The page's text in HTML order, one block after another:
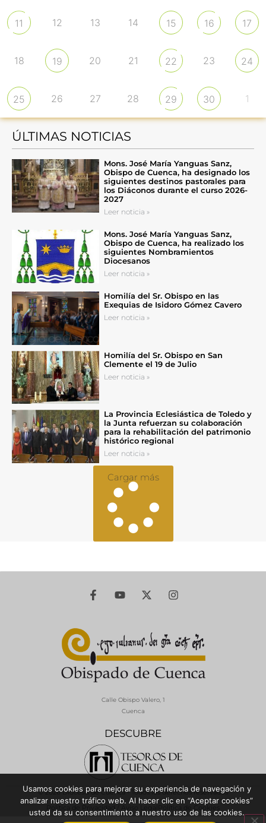
11 12 13 14 15 16 17
18 19 20 21 22 23 24
25 26 27 28 29 30 1
ÚLTIMAS NOTICIAS
Mons. José María Yanguas Sanz,
Obispo de Cuenca, ha designado los
siguientes destinos pastorales para
los Diáconos durante el curso 2026-
2027
Leer noticia »
Mons. José María Yanguas Sanz,
Obispo de Cuenca, ha realizado los
siguientes Nombramientos
Diocesanos
Leer noticia »
Homilía del Sr. Obispo en las
Exequias de Isidoro Gómez Cavero
Leer noticia »
Homilía del Sr. Obispo en San
Clemente el 19 de Julio
Leer noticia »
La Provincia Eclesiástica de Toledo y
la Junta refuerzan su colaboración
para la rehabilitación del patrimonio
histórico regional
Leer noticia »
Cargar más
DESCUBRE
Calle Obispo Valero, 1
Cuenca
© 2026 Diócesis de Cuenca - Todos los derechos reservados
Política de Cookies
Usamos cookies para mejorar su experiencia de navegación y
analizar nuestro tráfico web. Al hacer clic en “Aceptar cookies”
usted da su consentimiento a nuestro uso de las cookies.